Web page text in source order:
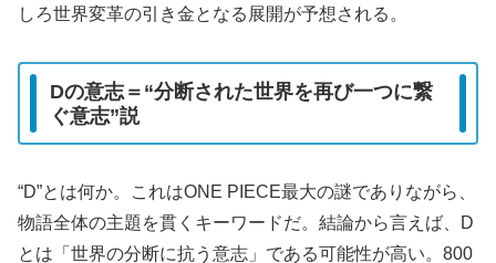
しろ世界変革の引き金となる展開が予想される。
Dの意志＝“分断された世界を再び一つに繋
ぐ意志”説
“D”とは何か。これはONE PIECE最大の謎でありながら、
物語全体の主題を貫くキーワードだ。結論から言えば、D
とは「世界の分断に抗う意志」である可能性が高い。800